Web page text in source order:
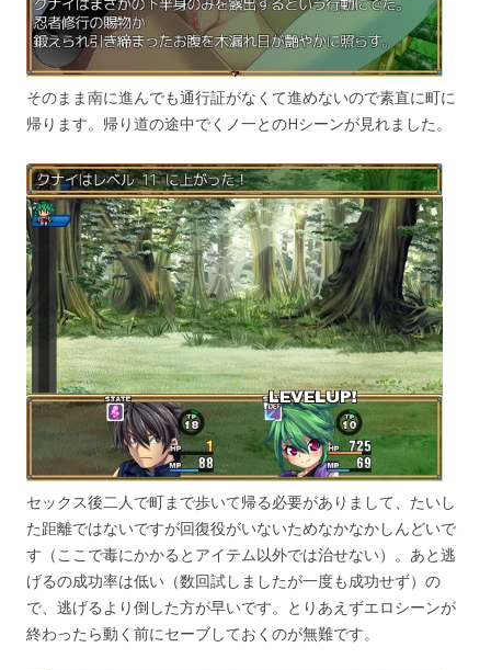
そのまま南に進んでも通行証がなくて進めないので素直に町に
帰ります。帰り道の途中でくノ一とのHシーンが見れました。
セックス後二人で町まで歩いて帰る必要がありまして、たいし
た距離ではないですが回復役がいないためなかなかしんどいで
す（ここで毒にかかるとアイテム以外では治せない）。あと逃
げるの成功率は低い（数回試しましたが一度も成功せず）の
で、逃げるより倒した方が早いです。とりあえずエロシーンが
終わったら動く前にセーブしておくのが無難です。